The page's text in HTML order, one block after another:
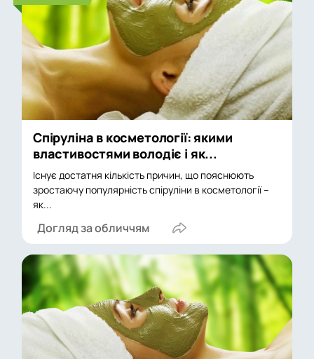
Спіруліна в косметології: якими
властивостями володіє і як...
Існує достатня кількість причин, що пояснюють
зростаючу популярність спіруліни в косметології –
як...
Догляд за обличчям